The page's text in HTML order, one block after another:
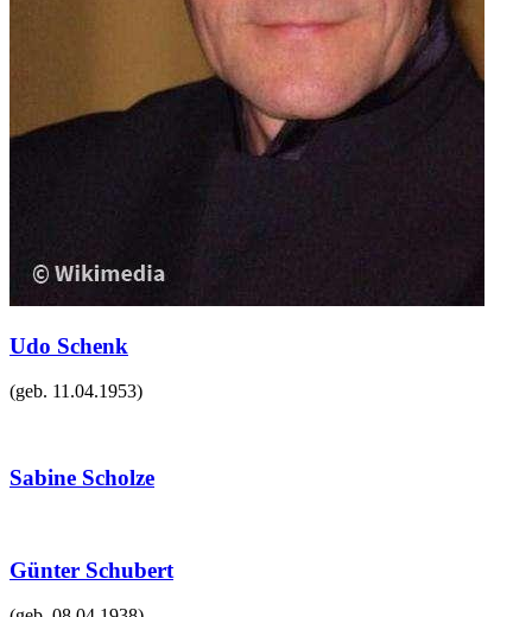
Udo Schenk
(geb. 11.04.1953)
Sabine Scholze
Günter Schubert